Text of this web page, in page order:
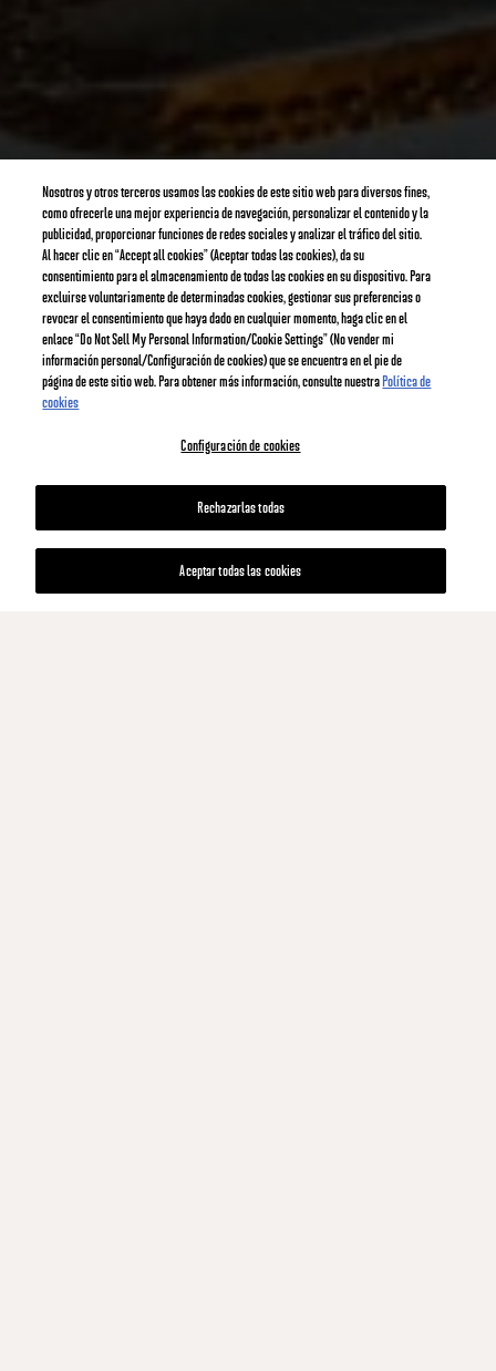
Nosotros y otros terceros usamos las cookies de este sitio web para diversos fines,
como ofrecerle una mejor experiencia de navegación, personalizar el contenido y la
publicidad, proporcionar funciones de redes sociales y analizar el tráfico del sitio.
Al hacer clic en “Accept all cookies” (Aceptar todas las cookies), da su
consentimiento para el almacenamiento de todas las cookies en su dispositivo. Para
excluirse voluntariamente de determinadas cookies, gestionar sus preferencias o
revocar el consentimiento que haya dado en cualquier momento, haga clic en el
enlace “Do Not Sell My Personal Information/Cookie Settings” (No vender mi
información personal/Configuración de cookies) que se encuentra en el pie de
página de este sitio web. Para obtener más información, consulte nuestraPolítica de
cookies
Configuración de cookies
Rechazarlas todas
Aceptar todas las cookies